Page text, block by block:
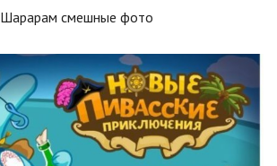
Шарарам смешные фото